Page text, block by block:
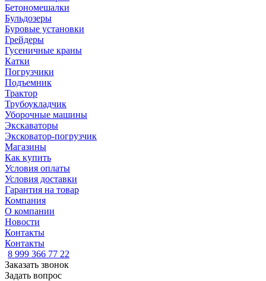
Бетономешалки
Бульдозеры
Буровые установки
Грейдеры
Гусеничные краны
Катки
Погрузчики
Подъемник
Трактор
Трубоукладчик
Уборочные машины
Экскаваторы
Эксковатор-погрузчик
Магазины
Как купить
Условия оплаты
Условия доставки
Гарантия на товар
Компания
О компании
Новости
Контакты
Контакты
8 999 366 77 22
Заказать звонок
Задать вопрос